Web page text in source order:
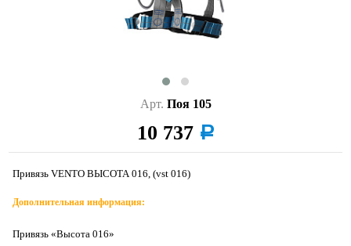
Арт. Поя 105
10 737 a
Привязь VENTO ВЫСОТА 016, (vst 016)
Дополнительная информация:
Привязь «Высота 016»